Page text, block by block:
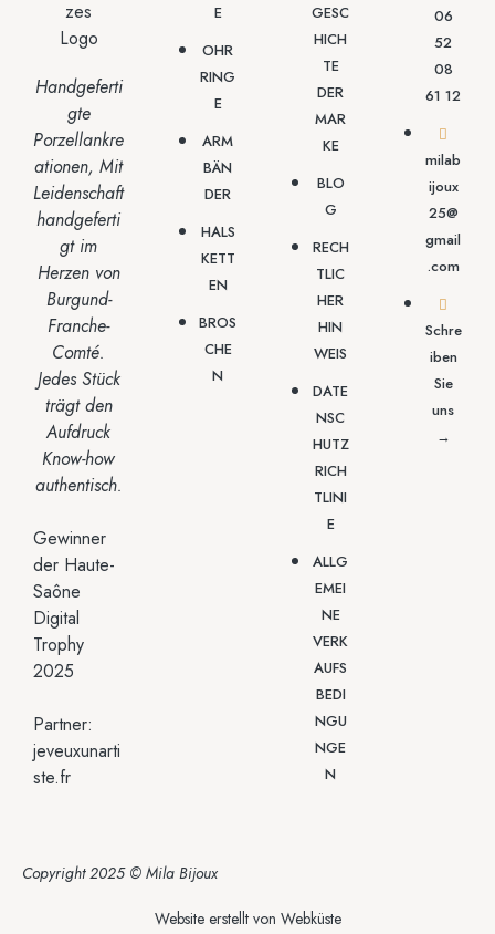
Handgeferti
gte
Porzellankre
ationen, Mit
Leidenschaft
handgeferti
gt im
Herzen von
Burgund-
Franche-
Comté.
Jedes Stück
trägt den
Aufdruck
Know-how
authentisch.
Gewinner
der Haute-
Saône
Digital
Trophy
2025
Partner:
jeveuxunarti
ste.fr
E
OHR
RING
E
ARM
BÄN
DER
HALS
KETT
EN
BROS
CHE
N
GESC
HICH
TE
DER
MAR
KE
BLO
G
RECH
TLIC
HER
HIN
WEIS
DATE
NSC
HUTZ
RICH
TLINI
E
ALLG
EMEI
NE
VERK
AUFS
BEDI
NGU
NGE
N
06
52
08
61 12
milab
ijoux
25@
gmail
.com
Schre
iben
Sie
uns
→
Copyright 2025 © Mila Bijoux
Website erstellt von Webküste